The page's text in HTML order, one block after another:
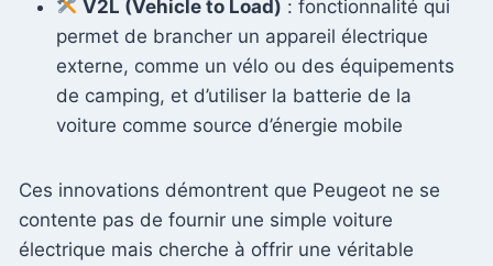
V2L (Vehicle to Load) : fonctionnalité qui
permet de brancher un appareil électrique
externe, comme un vélo ou des équipements
de camping, et d’utiliser la batterie de la
voiture comme source d’énergie mobile
Ces innovations démontrent que Peugeot ne se
contente pas de fournir une simple voiture
électrique mais cherche à offrir une véritable